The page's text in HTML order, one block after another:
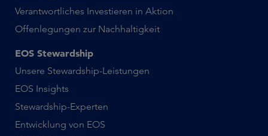
Verantwortliches Investieren in Aktion
Offenlegungen zur Nachhaltigkeit
EOS Stewardship
Unsere Stewardship-Leistungen
EOS Insights
Stewardship-Experten
Entwicklung von EOS